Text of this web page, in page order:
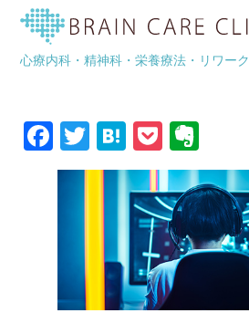
心療内科・精神科・栄養療法・リワーク
navigation
eスポーツ外来
Facebook
Twitter
HatenaPocket